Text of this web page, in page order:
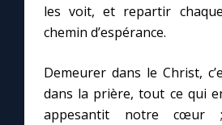
les voit, et repartir
chemin d’espérance.
Demeurer dans le Christ,
dans la prière, tout ce qui
appesantit notre cœur